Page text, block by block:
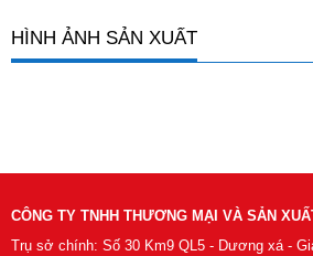
HÌNH ẢNH SẢN XUẤT
CÔNG TY TNHH THƯƠNG MẠI VÀ SẢN
Trụ sở chính: Số 30 Km9 QL5 - Dương xá -